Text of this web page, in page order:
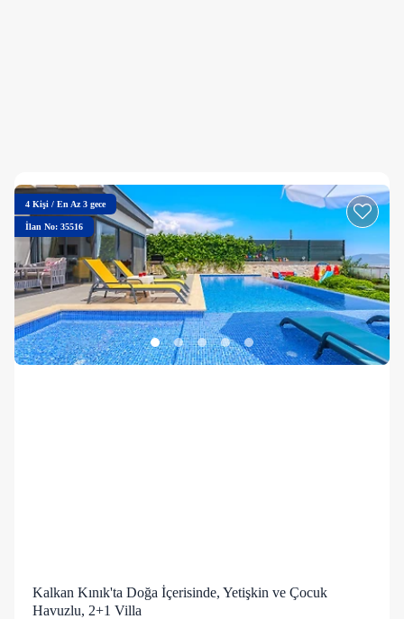
4 Kişi / En Az 3 gece
İlan No: 35516
Kalkan Kınık'ta Doğa İçerisinde, Yetişkin ve Çocuk
Havuzlu, 2+1 Villa